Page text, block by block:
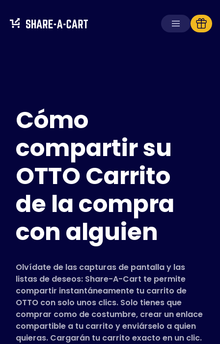
Para consumidores
Para escuelas
Para empresas
ObténPlus+
Iniciar sesión
Tiendas compatibles
Preguntas frecuentes
Español (Spanish)
Cómo
compartir su
OTTO Carrito
de la compra
con alguien
Olvídate de las capturas de pantalla y las
listas de deseos: Share-A-Cart te permite
compartir instantáneamente tu carrito de
OTTO con solo unos clics. Solo tienes que
comprar como de costumbre, crear un enlace
compartible a tu carrito y enviárselo a quien
quieras. Cargarán tu carrito exacto en un clic.